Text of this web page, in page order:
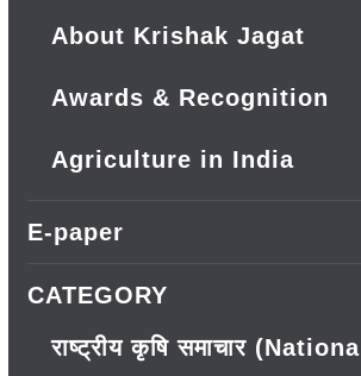
About Krishak Jagat
Awards & Recognition
Agriculture in India
E-paper
CATEGORY
राष्ट्रीय कृषि समाचार (National